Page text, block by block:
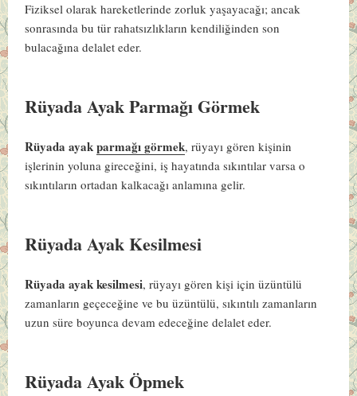
Fiziksel olarak hareketlerinde zorluk yaşayacağı; ancak
sonrasında bu tür rahatsızlıkların kendiliğinden son
bulacağına delalet eder.
Rüyada Ayak Parmağı Görmek
Rüyada ayakparmağı görmek, rüyayı gören kişinin
işlerinin yoluna gireceğini, iş hayatında sıkıntılar varsa o
sıkıntıların ortadan kalkacağı anlamına gelir.
Rüyada Ayak Kesilmesi
Rüyada ayak kesilmesi, rüyayı gören kişi için üzüntülü
zamanların geçeceğine ve bu üzüntülü, sıkıntılı zamanların
uzun süre boyunca devam edeceğine delalet eder.
Rüyada Ayak Öpmek